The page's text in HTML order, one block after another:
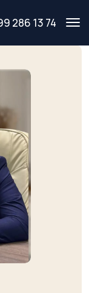
286 13 74